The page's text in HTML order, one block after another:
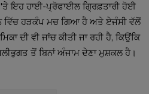
ਇਹ ਹਾਈ-ਪ੍ਰੋਫਾਈਲ ਗ੍ਰਿਫ਼ਤਾਰੀ ਹੋਈ
ਹੜਕੰਪ ਮਚ ਗਿਆ ਹੈ ਅਤੇ ਏਜੰਸੀ ਵੱਲੋਂ
ਦੀ ਵੀ ਜਾਂਚ ਕੀਤੀ ਜਾ ਰਹੀ ਹੈ, ਕਿਉਂਕਿ
ਤੋਂ ਬਿਨਾਂ ਅੰਜਾਮ ਦੇਣਾ ਮੁਸ਼ਕਲ ਹੈ।